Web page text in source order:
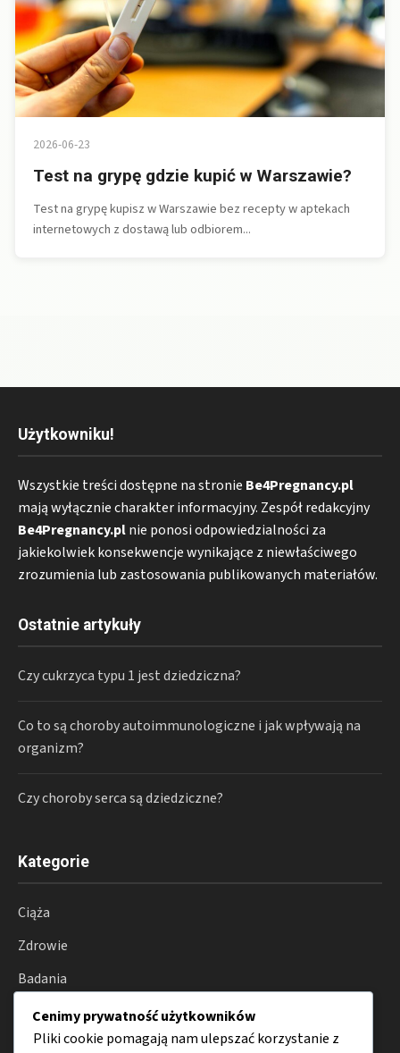
2026-06-23
Test na grypę gdzie kupić w Warszawie?
Test na grypę kupisz w Warszawie bez recepty w aptekach
internetowych z dostawą lub odbiorem...
Użytkowniku!
Wszystkie treści dostępne na stronie Be4Pregnancy.pl
mają wyłącznie charakter informacyjny. Zespół redakcyjny
Be4Pregnancy.plnie ponosi odpowiedzialności za
jakiekolwiek konsekwencje wynikające z niewłaściwego
zrozumienia lub zastosowania publikowanych materiałów.
Ostatnie artykuły
Czy cukrzyca typu 1 jest dziedziczna?
Co to są choroby autoimmunologiczne i jak wpływają na
organizm?
Czy choroby serca są dziedziczne?
Kategorie
Ciąża
Zdrowie
Badania
Choroby
Diagnostyka
Cenimy prywatność użytkowników
Pliki cookie pomagają nam ulepszać korzystanie z